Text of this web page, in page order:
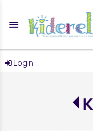
menu
Login